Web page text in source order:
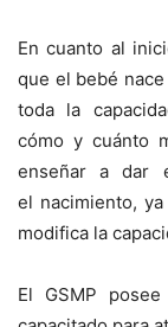
En cuanto al
que el bebé
toda la
cómo y cuánto
enseñar a dar
el nacimiento,
modifica la
El
GSMP